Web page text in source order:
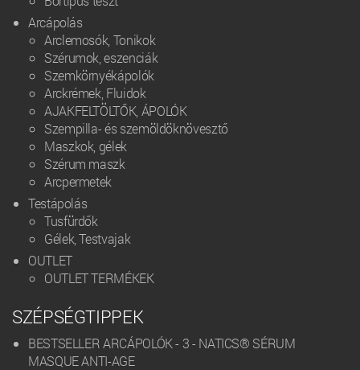
Arcápolás
Arclemosók, Tonikok
Szérumok, eszenciák
Szemkörnyékápolók
Arckrémek, Fluidok
AJAKFELTÖLTŐK, ÁPOLÓK
Szempilla- és szemöldöknövesztő
Maszkok, gélek
Szérum maszk
Arcpermetek
Testápolás
Tusfürdők
Gélek, Testvajak
OUTLET
OUTLET TERMÉKEK
SZÉPSÉGTIPPEK
BESTSELLER ARCÁPOLÓK - 3 - NATICS® SÉRUM
MASQUE ANTI-AGE